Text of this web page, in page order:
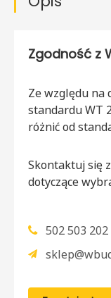
Zgodność z
Ze względu na
standardu WT
różnić od
Skontaktuj się
dotyczące
502 503 202